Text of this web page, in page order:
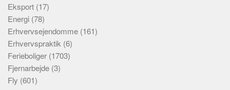
Eksport (17)
Energi (78)
Erhvervsejendomme (161)
Erhvervspraktik (6)
Ferieboliger (1703)
Fjernarbejde (3)
Fly (601)